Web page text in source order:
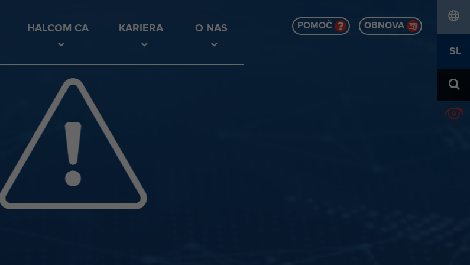
HALCOM CA KARIERA O NAS POMOČ OBNOVA
jezik
SL